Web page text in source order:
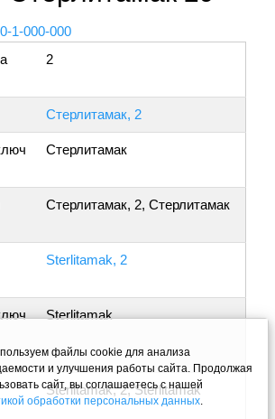
1-000-000
2
Стерлитамак, 2
Стерлитамак
Стерлитамак, 2, Стерлитамак
Sterlitamak, 2
Sterlitamak
Sterlitamak, 2, Sterlitamak
файлы cookie для анализа
и улучшения работы сайта. Продолжая
сайт, вы соглашаетесь с нашей
обработки персональных данных.